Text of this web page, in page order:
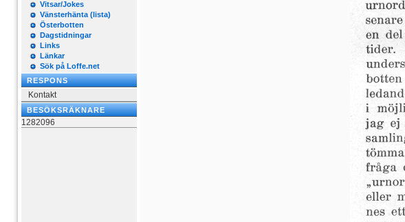
Vitsar/Jokes
Vänsterhänta (lista)
Österbotten
Dagstidningar
Links
Länkar
Sök på Loffe.net
RESPONS
Kontakt
BESÖKSRÄKNARE
1282096